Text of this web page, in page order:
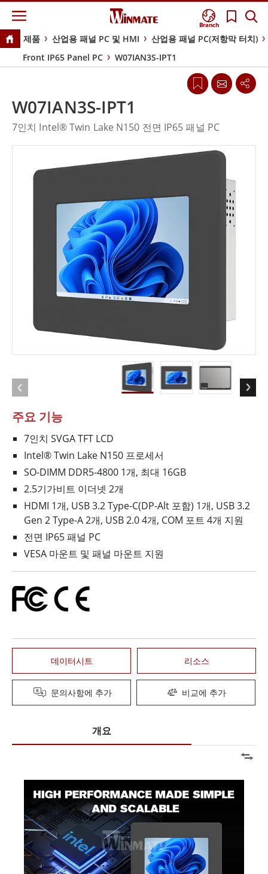
Branch
제품 산업용 패널 PC 및 HMI
산업용 패널 PC(저항막 터치)
Front IP65 Panel PC
W07IAN3S-IPT1
주요 기능
7인치 SVGA TFT LCD
Intel® Twin Lake N150 프로세서
SO-DIMM DDR5-4800 1개, 최대 16GB
2.5기가비트 이더넷 2개
HDMI 1개, USB 3.2 Type-C(DP-Alt 포함) 1개, USB 3.2
Gen 2 Type-A 2개, USB 2.0 4개, COM 포트 4개 지원
전면 IP65 패널 PC
VESA 마운트 및 패널 마운트 지원
데이터시트 리소스
문의사항에 추가 비교에 추가
W07IAN3S-IPT1
7인치 Intel® Twin Lake N150 전면 IP65 패널 PC
개요